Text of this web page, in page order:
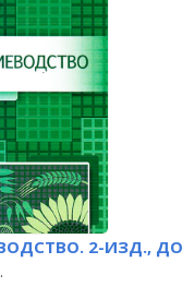
2-ИЗД.,